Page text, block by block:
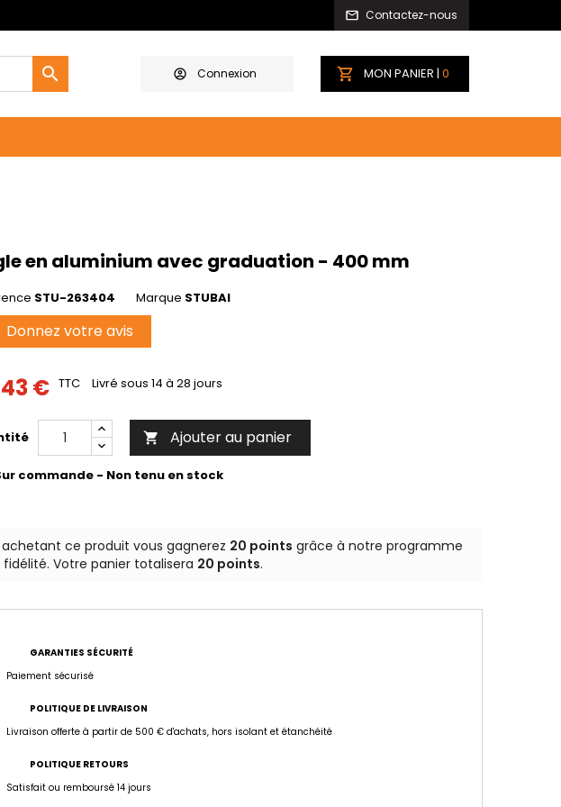
Contactez-nous
 Connexion MON PANIER | 0
en aluminium avec graduation - 400 mm
STU-263404 Marque STUBAI
Donnez votre avis
€ TTC Livré sous 14 à 28 jours
 Ajouter au panier
commande - Non tenu en stock
achetant ce produit vous gagnerez 20 points grâce à notre programme
fidélité. Votre panier totalisera 20 points.
GARANTIES SÉCURITÉ
Paiement sécurisé
POLITIQUE DE LIVRAISON
Livraison offerte à partir de 500 € d'achats, hors isolant et étanchéité
POLITIQUE RETOURS
Satisfait ou remboursé 14 jours